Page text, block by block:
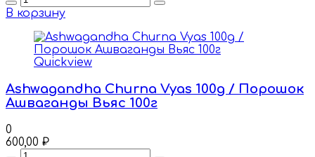
В корзину
Quickview
Ashwagandha Churna Vyas 100g / Порошок
Ашваганды Вьяс 100г
0
600,00 ₽
Quantity